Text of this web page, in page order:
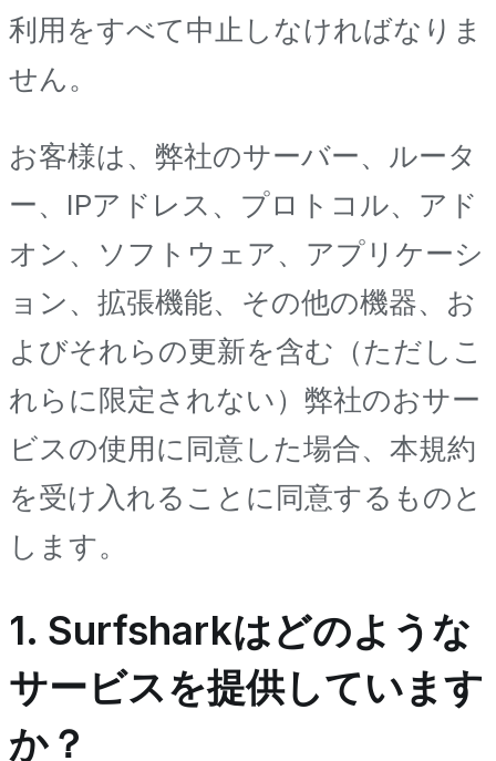
利用をすべて中止しなければなりま
せん。
お客様は、弊社のサーバー、ルータ
ー、IPアドレス、プロトコル、アド
オン、ソフトウェア、アプリケーシ
ョン、拡張機能、その他の機器、お
よびそれらの更新を含む（ただしこ
れらに限定されない）弊社のおサー
ビスの使用に同意した場合、本規約
を受け入れることに同意するものと
します。
1. Surfsharkはどのような
サービスを提供しています
か？